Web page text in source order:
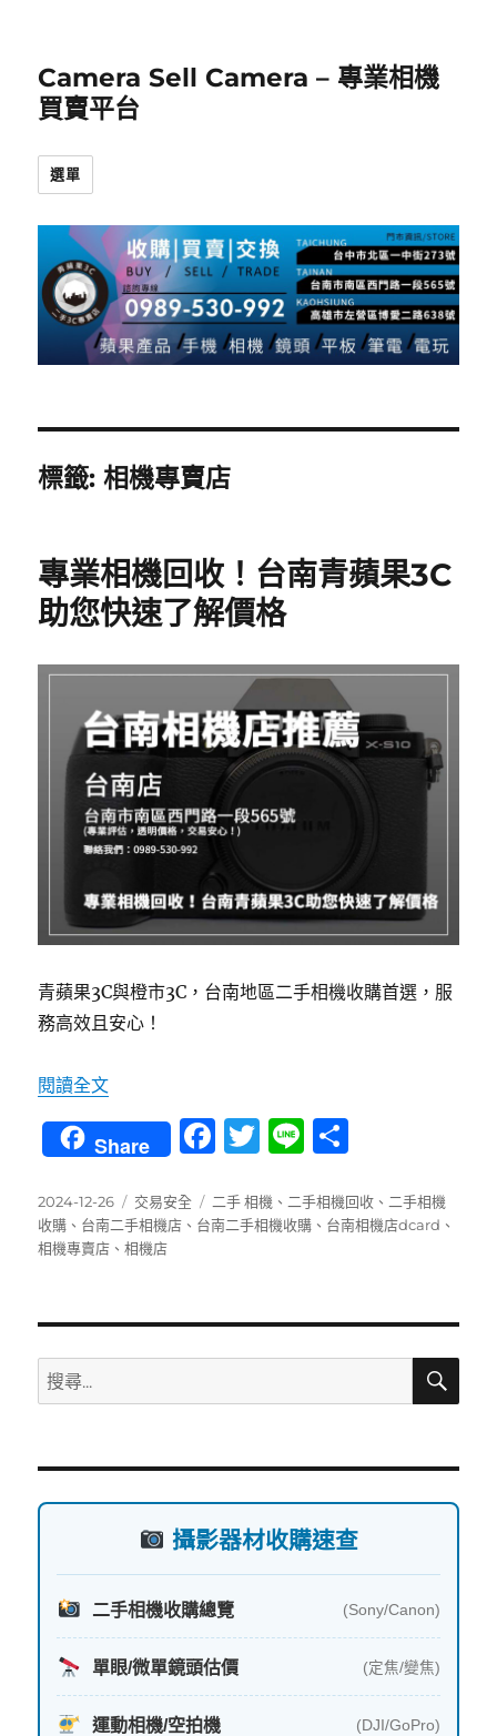
Camera Sell Camera – 專業相機
買賣平台
選單
標籤:相機專賣店
專業相機回收！台南青蘋果3C
助您快速了解價格
青蘋果3C與橙市3C，台南地區二手相機收購首選，服
務高效且安心！
閱讀全文〈專業相機回收！台南青蘋果3C助您快速了解價
Share
F
c
e
o
o
T
it
te
Li
e
發
佈
日
2024-12-26
分
類
交易安全
標
籤
二手 相機 、 二手相機回收 、 二手相機
收購 、 台南二手相機店 、 台南二手相機收購 、 台南相機店dcard 、
相機專賣店 、相機店
搜
尋
鍵
字:
搜
攝影器材收購速查
二手相機收購總覽 (Sony/Canon)
單眼/微單鏡頭估價 (定焦/變焦)
運動相機/空拍機 (DJI/GoPro)